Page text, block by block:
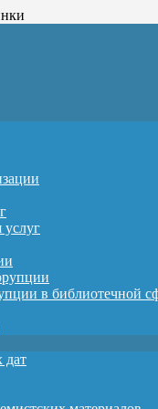
в библиотечной
дат